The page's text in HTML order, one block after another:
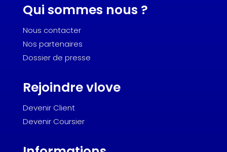
Qui sommes nous ?
Nous contacter
Nos partenaires
Dossier de presse
Rejoindre vlove
Devenir Client
Devenir Coursier